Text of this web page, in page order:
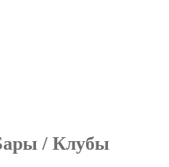
/ Клубы